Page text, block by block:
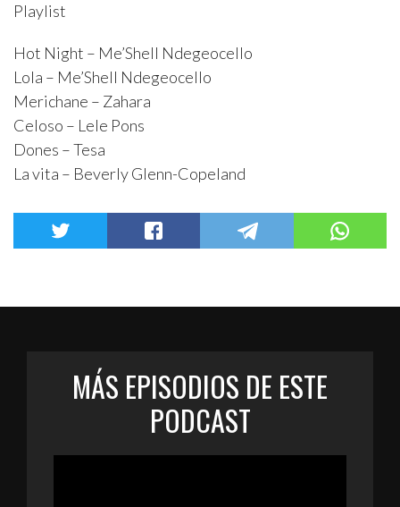
Playlist
Hot Night – Me’Shell Ndegeocello
Lola – Me’Shell Ndegeocello
Merichane – Zahara
Celoso – Lele Pons
Dones – Tesa
La vita – Beverly Glenn-Copeland
MÁS EPISODIOS DE ESTE
PODCAST